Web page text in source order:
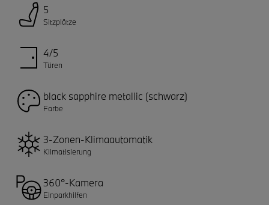
5
Sitzplätze
4/5
Türen
black sapphire metallic (schwarz)
Farbe
3-Zonen-Klimaautomatik
Klimatisierung
360°-Kamera
Einparkhilfen